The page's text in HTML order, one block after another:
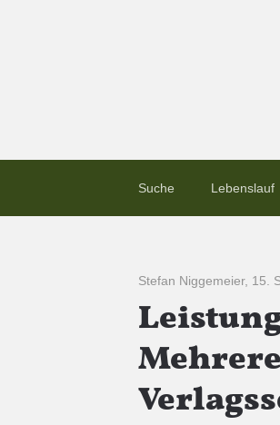
Suche Lebenslauf
Stefan Niggemeier, 15.